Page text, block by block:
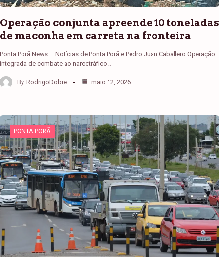
Operação conjunta apreende 10 toneladas
de maconha em carreta na fronteira
Ponta Porã News – Notícias de Ponta Porã e Pedro Juan Caballero Operação
integrada de combate ao narcotráfico…
By RodrigoDobre maio 12, 2026
PONTA PORÃ